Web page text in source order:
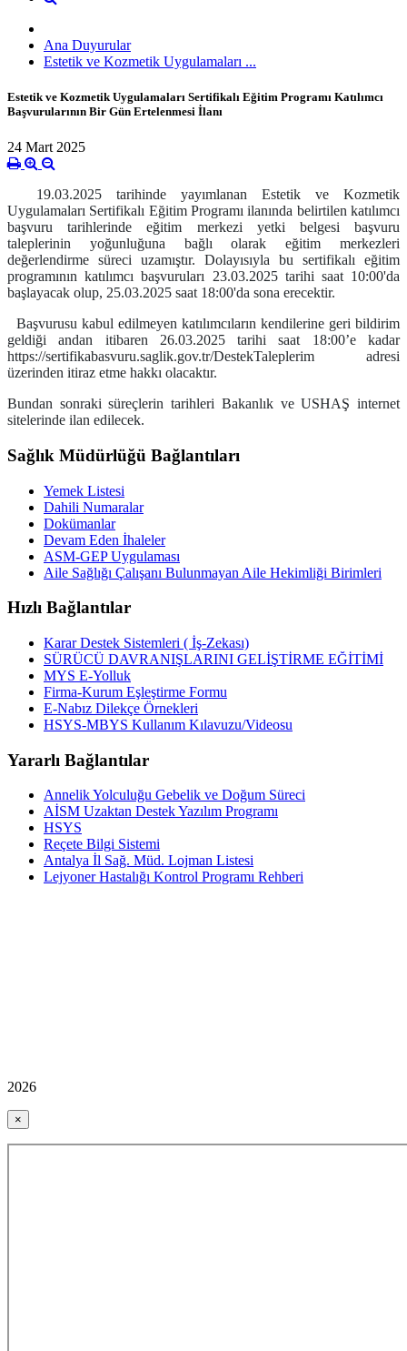
Ana Duyurular
Estetik ve Kozmetik Uygulamaları ...
Estetik ve Kozmetik Uygulamaları Sertifikalı Eğitim Programı Katılımcı
Başvurularının Bir Gün Ertelenmesi İlanı
24 Mart 2025
19.03.2025 tarihinde yayımlanan Estetik ve Kozmetik
Uygulamaları Sertifikalı Eğitim Programı ilanında belirtilen katılımcı
başvuru tarihlerinde eğitim merkezi yetki belgesi başvuru
taleplerinin yoğunluğuna bağlı olarak eğitim merkezleri
değerlendirme süreci uzamıştır. Dolayısıyla bu sertifikalı eğitim
programının katılımcı başvuruları 23.03.2025 tarihi saat 10:00'da
başlayacak olup, 25.03.2025 saat 18:00'da sona erecektir.
Başvurusu kabul edilmeyen katılımcıların kendilerine geri bildirim
geldiği andan itibaren 26.03.2025 tarihi saat 18:00’e kadar
https://sertifikabasvuru.saglik.gov.tr/DestekTaleplerim adresi
üzerinden itiraz etme hakkı olacaktır.
Bundan sonraki süreçlerin tarihleri Bakanlık ve USHAŞ internet
sitelerinde ilan edilecek.
Sağlık Müdürlüğü Bağlantıları
Yemek Listesi
Dahili Numaralar
Dokümanlar
Devam Eden İhaleler
ASM-GEP Uygulaması
Aile Sağlığı Çalışanı Bulunmayan Aile Hekimliği Birimleri
Hızlı Bağlantılar
Karar Destek Sistemleri ( İş-Zekası)
SÜRÜCÜ DAVRANIŞLARINI GELİŞTİRME EĞİTİMİ
MYS E-Yolluk
Firma-Kurum Eşleştirme Formu
E-Nabız Dilekçe Örnekleri
HSYS-MBYS Kullanım Kılavuzu/Videosu
Yararlı Bağlantılar
Annelik Yolculuğu Gebelik ve Doğum Süreci
AİSM Uzaktan Destek Yazılım Programı
HSYS
Reçete Bilgi Sistemi
Antalya İl Sağ. Müd. Lojman Listesi
Lejyoner Hastalığı Kontrol Programı Rehberi
2026
×